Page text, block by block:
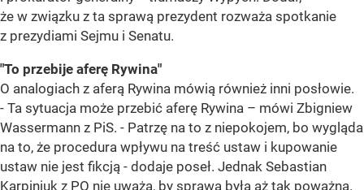
że w związku z ta sprawą prezydent rozważa spotkanie
z prezydiami Sejmu i Senatu.
"To przebije aferę Rywina"
O analogiach z aferą Rywina mówią również inni posłowie.
- Ta sytuacja może przebić aferę Rywina – mówi Zbigniew
Wassermann z PiS. - Patrzę na to z niepokojem, bo wygląda
na to, że procedura wpływu na treść ustaw i kupowanie
ustaw nie jest fikcją - dodaje poseł. Jednak Sebastian
Karpiniuk z PO nie uważa, by sprawa była aż tak poważna.